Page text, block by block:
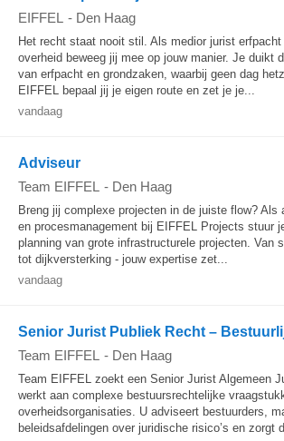
EIFFEL - Den Haag
Het recht staat nooit stil. Als medior jurist
overheid beweeg jij mee op jouw manier. Je duikt
van erfpacht en grondzaken, waarbij geen dag
EIFFEL bepaal jij je eigen route en zet je je...
vandaag
Adviseur
Team EIFFEL - Den Haag
Breng jij complexe projecten in de juiste flow? Als
en procesmanagement bij EIFFEL Projects stuur
planning van grote infrastructurele projecten. Van
tot dijkversterking - jouw expertise zet...
vandaag
Senior Jurist Publiek Recht –
Team EIFFEL - Den Haag
Team EIFFEL zoekt een Senior Jurist Algemeen
werkt aan complexe bestuursrechtelijke
overheidsorganisaties. U adviseert bestuurders,
beleidsafdelingen over juridische risico’s en zorgt